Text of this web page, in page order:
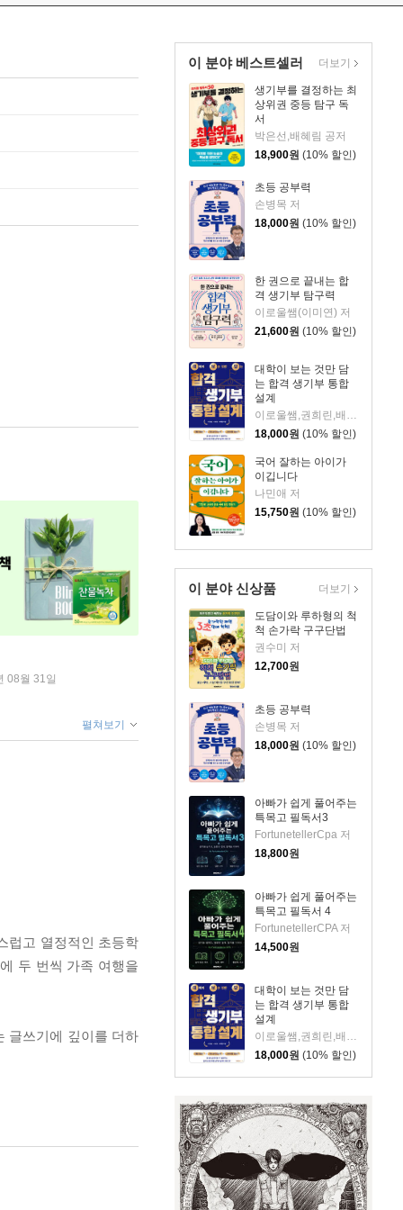
이 분야 베스트셀러
생기부를 결정하는 최
상위권 중등 탐구 독
서
박은선,배혜림 공저
18,900원 (10% 할인)
초등 공부력
손병목 저
18,000원 (10% 할인)
한 권으로 끝내는 합
격 생기부 탐구력
이로울쌤(이미연) 저
21,600원 (10% 할인)
대학이 보는 것만 담
는 합격 생기부 통합
설계
18,000원 (10% 할인)
국어 잘하는 아이가
이깁니다
나민애 저
15,750원 (10% 할인)
더보기
이 분야 신상품
도담이와 루하형의 척
척 손가락 구구단법
권수미 저
12,700원
초등 공부력
손병목 저
18,000원 (10% 할인)
아빠가 쉽게 풀어주는
특목고 필독서3
FortunetellerCpa 저
18,800원
아빠가 쉽게 풀어주는
특목고 필독서 4
FortunetellerCPA 저
14,500원
대학이 보는 것만 담
는 합격 생기부 통합
설계
18,000원 (10% 할인)
더보기
08월 31일
펼쳐보기
럽고 열정적인 초등학
두 번씩 가족 여행을
글쓰기에 깊이를 더하